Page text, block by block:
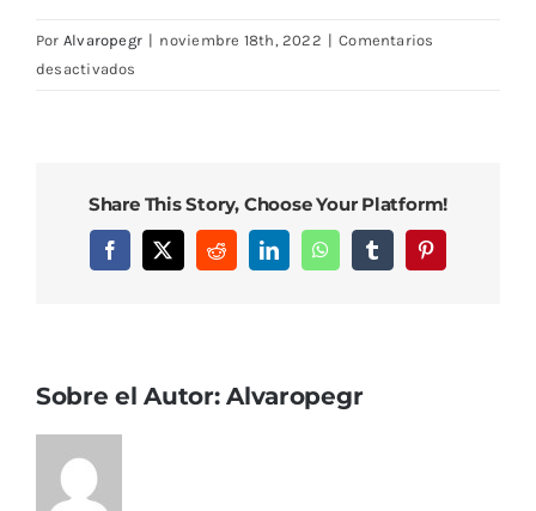
Por Alvaropegr | noviembre 18th, 2022 | Comentarios
desactivados
Share This Story, Choose Your Platform!
Facebook
X RedditLinkedInWhatsAppTumblrPinterest
Sobre el Autor:Alvaropegr